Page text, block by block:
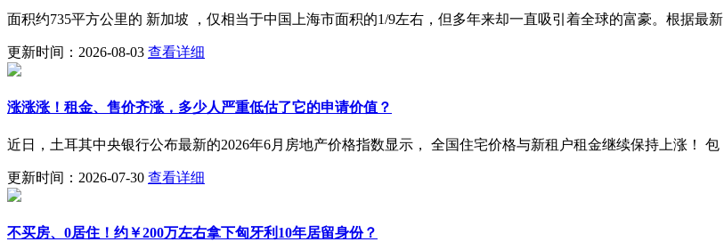
面积约735平方公里的 新加坡 ，仅相当于中国上海市面积的1/9左右，但多年来却一直吸引着全球的富豪。根据最新
更新时间：2026-08-03 查看详细
涨涨涨！租金、售价齐涨，多少人严重低估了它的申请价值？
近日，土耳其中央银行公布最新的2026年6月房地产价格指数显示， 全国住宅价格与新租户租金继续保持上涨！ 包
更新时间：2026-07-30 查看详细
不买房、0居住！约￥200万左右拿下匈牙利10年居留身份？